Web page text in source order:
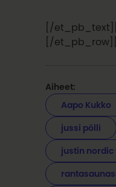
[/
[/
Aiheet:
Aapo Kukko
jussi pölli
justin nordic